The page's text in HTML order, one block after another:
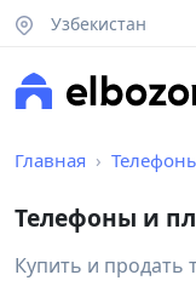
Узбекистан
Главная
Телефоны и
Купить и